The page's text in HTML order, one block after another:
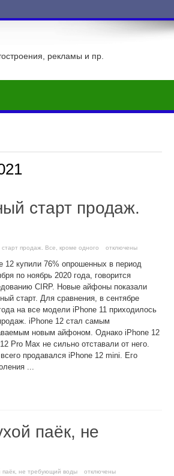
рекламы и пр.
старт продаж.
продаж. Все, кроме одного отключены
12 купили 76% опрошенных в период
по ноябрь 2020 года, говорится
CIRP. Новые айфоны показали
старт. Для сравнения, в сентябре
на все модели iPhone 11 приходилось
iPhone 12 стал самым
новым айфоном. Однако iPhone 12
Pro Max не сильно отставали от него.
продавался iPhone 12 mini. Его
...
паёк, не
паёк, не требующий воды отключены